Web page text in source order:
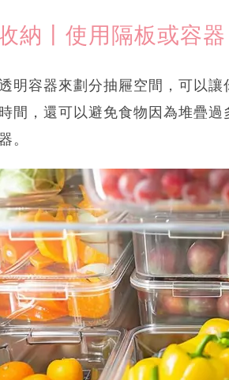
納丨使用隔板或容器
明容器來劃分抽屜空間，可以
間，還可以避免食物因為堆疊
。